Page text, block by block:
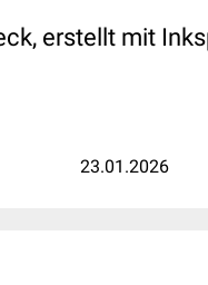
erstellt mit
23.01.2026